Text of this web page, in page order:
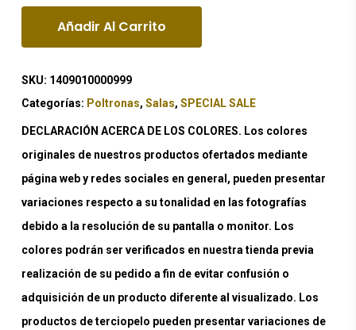
Añadir Al Carrito
SKU: 1409010000999
Categorías: Poltronas, Salas, SPECIAL SALE
DECLARACIÓN ACERCA DE LOS COLORES. Los colores
originales de nuestros productos ofertados mediante
página web y redes sociales en general, pueden presentar
variaciones respecto a su tonalidad en las fotografías
debido a la resolución de su pantalla o monitor. Los
colores podrán ser verificados en nuestra tienda previa
realización de su pedido a fin de evitar confusión o
adquisición de un producto diferente al visualizado. Los
productos de terciopelo pueden presentar variaciones de